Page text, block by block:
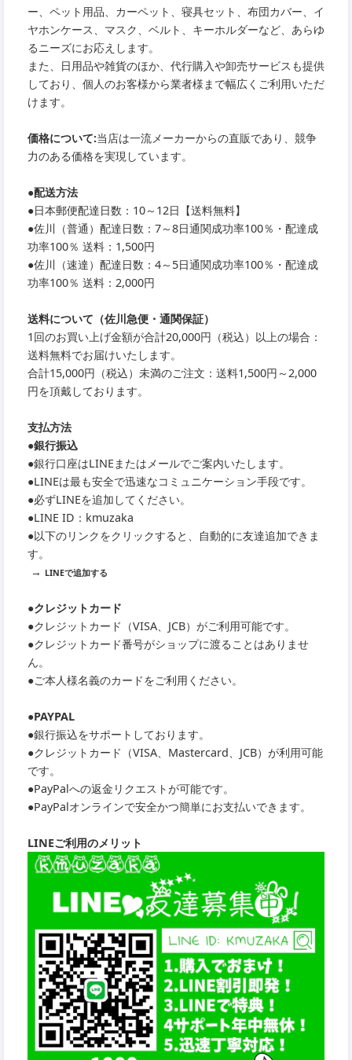
ー、ペット用品、カーペット、寝具セット、布団カバー、イ
ヤホンケース、マスク、ベルト、キーホルダーなど、あらゆ
るニーズにお応えします。
また、日用品や雑貨のほか、代行購入や卸売サービスも提供
しており、個人のお客様から業者様まで幅広くご利用いただ
けます。
価格について:当店は一流メーカーからの直販であり、競争
力のある価格を実現しています。
●配送方法
●日本郵便配達日数：10～12日【送料無料】
●佐川（普通）配達日数：7～8日通関成功率100％・配達成
功率100％ 送料：1,500円
●佐川（速達）配達日数：4～5日通関成功率100％・配達成
功率100％ 送料：2,000円
送料について（佐川急便・通関保証）
1回のお買い上げ金額が合計20,000円（税込）以上の場合：
送料無料でお届けいたします。
合計15,000円（税込）未満のご注文：送料1,500円～2,000
円を頂戴しております。
支払方法
●銀行振込
●銀行口座はLINEまたはメールでご案内いたします。
●LINEは最も安全で迅速なコミュニケーション手段です。
●必ずLINEを追加してください。
●LINE ID：kmuzaka
●以下のリンクをクリックすると、自動的に友達追加できま
す。
→ LINEで追加する
●クレジットカード
●クレジットカード（VISA、JCB）がご利用可能です。
●クレジットカード番号がショップに渡ることはありませ
ん。
●ご本人様名義のカードをご利用ください。
●PAYPAL
●銀行振込をサポートしております。
●クレジットカード（VISA、Mastercard、JCB）が利用可能
です。
●PayPalへの返金リクエストが可能です。
●PayPalオンラインで安全かつ簡単にお支払いできます。
LINEご利用のメリット